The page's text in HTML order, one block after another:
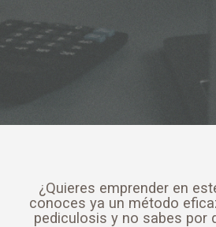
¿Quieres emprender en
conoces ya un método
pediculosis y no sabes por